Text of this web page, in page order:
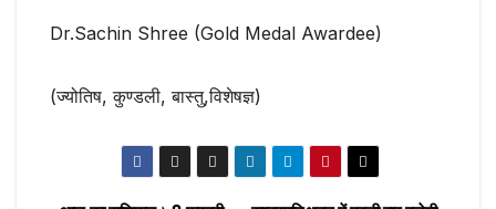
Dr.Sachin Shree (Gold Medal Awardee)
(ज्योतिष, कुण्डली, बास्तु,विशेषज्ञ)